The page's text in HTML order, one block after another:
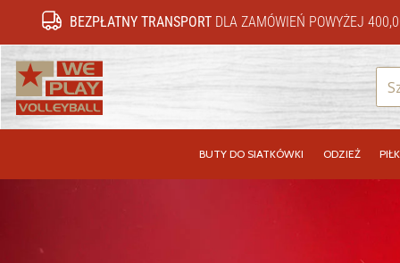
BEZPŁATNY TRANSPORT DLA ZAMÓWIEŃ POWYŻEJ
BUTY DO SIATKÓWKI ODZIEŻ